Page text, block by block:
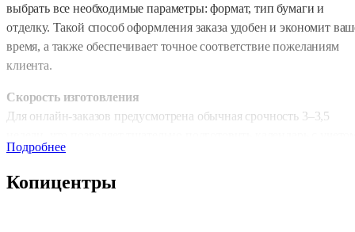
выбрать все необходимые параметры: формат, тип бумаги и
отделку. Такой способ оформления заказа удобен и экономит
время, а также обеспечивает точное соответствие пожеланиям
клиента.
Скорость изготовления
Для онлайн-заказов предусмотрена обычная срочность 3–3,5
всех дизайнерских элементов и технических требований. Такой
срок обеспечивает качественное выполнение работы, включая
печать, сборку и отделку, при этом каждая деталь будет
Подробнее
Копицентры